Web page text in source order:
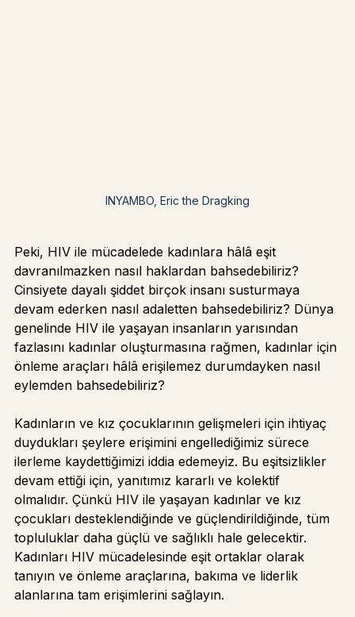
Peki, HIV ile mücadelede kadınlara hâlâ eşit
davranılmazken nasıl haklardan bahsedebiliriz?
Cinsiyete dayalı şiddet birçok insanı susturmaya
devam ederken nasıl adaletten bahsedebiliriz? Dünya
genelinde HIV ile yaşayan insanların yarısından
fazlasını kadınlar oluşturmasına rağmen, kadınlar için
önleme araçları hâlâ erişilemez durumdayken nasıl
Kadınların ve kız çocuklarının gelişmeleri için ihtiyaç
duydukları şeylere erişimini engellediğimiz sürece
ilerleme kaydettiğimizi iddia edemeyiz. Bu eşitsizlikler
devam ettiği için, yanıtımız kararlı ve kolektif
olmalıdır. Çünkü HIV ile yaşayan kadınlar ve kız
çocukları desteklendiğinde ve güçlendirildiğinde, tüm
topluluklar daha güçlü ve sağlıklı hale gelecektir.
Kadınları HIV mücadelesinde eşit ortaklar olarak
tanıyın ve önleme araçlarına, bakıma ve liderlik